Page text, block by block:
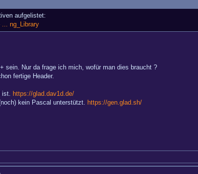
aufgelistet:
... ng_Library
sein. Nur da frage ich mich, wofür man dies braucht ?
fertige Header.
ist. https://glad.dav1d.de/
kein Pascal unterstützt. https://gen.glad.sh/